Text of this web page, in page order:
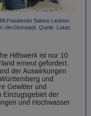
Präsidentin Sabine Lackner
Ulm-Dornstadt. Quelle: Lukas
Hilfswerk ist nur 10
erneut gefordert.
der Auswirkungen
und
Gewitter und
Einzugsgebiet der
und Hochwasser